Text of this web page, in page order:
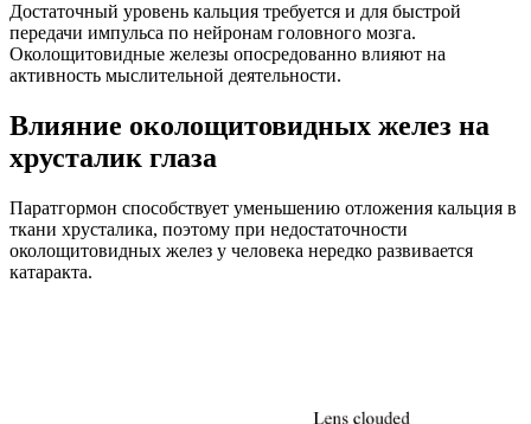
Достаточный уровень кальция требуется и для быстрой
передачи импульса по нейронам головного мозга.
Околощитовидные железы опосредованно влияют на
активность мыслительной деятельности.
Влияние околощитовидных желез на
хрусталик глаза
Паратгормон способствует уменьшению отложения кальция в
ткани хрусталика, поэтому при недостаточности
околощитовидных желез у человека нередко развивается
катаракта.